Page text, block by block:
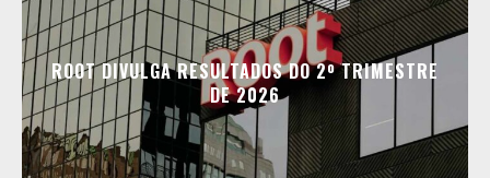
ROOT DIVULGA RESULTADOS DO 2º TRIMESTRE
DE 2026